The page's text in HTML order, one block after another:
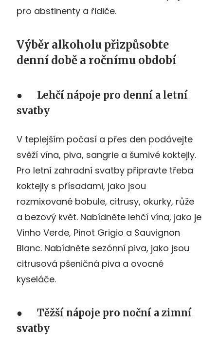
pro abstinenty a řidiče.
Výběr alkoholu přizpůsobte
denní době a ročnímu období
● Lehčí nápoje pro denní a letní
svatby
V teplejším počasí a přes den podávejte
svěží vína, piva, sangrie a šumivé koktejly.
Pro letní zahradní svatby připravte třeba
koktejly s přísadami, jako jsou
rozmixované bobule, citrusy, okurky, růže
a bezový květ. Nabídněte lehčí vína, jako je
Vinho Verde, Pinot Grigio a Sauvignon
Blanc. Nabídněte sezónní piva, jako jsou
citrusová pšeničná piva a ovocné
kyseláče.
● Těžší nápoje pro noční a zimní
svatby